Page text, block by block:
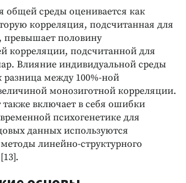
общей среды оценивается как
корреляция, подсчитанная для
превышает половину
корреляции, подсчитанной для
Влияние индивидуальной среды
разница между 100%-ной
монозиготной корреляции.
включает в себя ошибки
психогенетике для
данных используются
линейно-структурного